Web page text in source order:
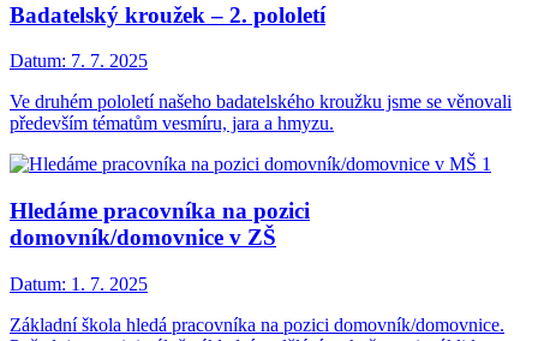
Badatelský kroužek – 2. pololetí
Datum: 7. 7. 2025
Ve druhém pololetí našeho badatelského kroužku jsme se věnovali
především tématům vesmíru, jara a hmyzu.
Hledáme pracovníka na pozici
domovník/domovnice v ZŠ
Datum: 1. 7. 2025
Základní škola hledá pracovníka na pozici domovník/domovnice.